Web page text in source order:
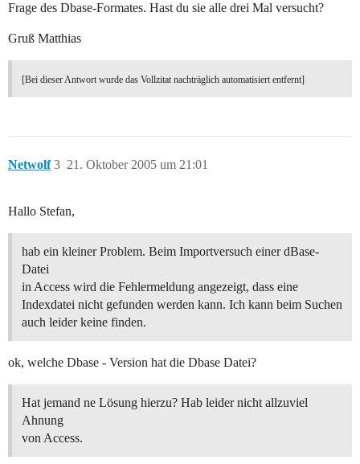
Frage des Dbase-Formates. Hast du sie alle drei Mal versucht?
Gruß Matthias
[Bei dieser Antwort wurde das Vollzitat nachträglich automatisiert entfernt]
Netwolf 21. Oktober 2005 um 21:01
3
Hallo Stefan,
hab ein kleiner Problem. Beim Importversuch einer dBase-
Datei
in Access wird die Fehlermeldung angezeigt, dass eine
Indexdatei nicht gefunden werden kann. Ich kann beim Suchen
auch leider keine finden.
ok, welche Dbase - Version hat die Dbase Datei?
Hat jemand ne Lösung hierzu? Hab leider nicht allzuviel
Ahnung
von Access.